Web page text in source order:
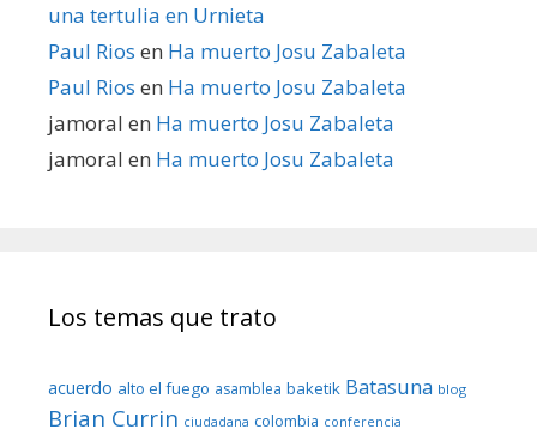
una tertulia en Urnieta
Paul Rios en Ha muerto Josu Zabaleta
Paul Rios en Ha muerto Josu Zabaleta
jamoral en Ha muerto Josu Zabaleta
jamoral en Ha muerto Josu Zabaleta
Los temas que trato
acuerdo alto el fuego asamblea baketik Batasuna blog
Brian Currin ciudadana colombia conferencia